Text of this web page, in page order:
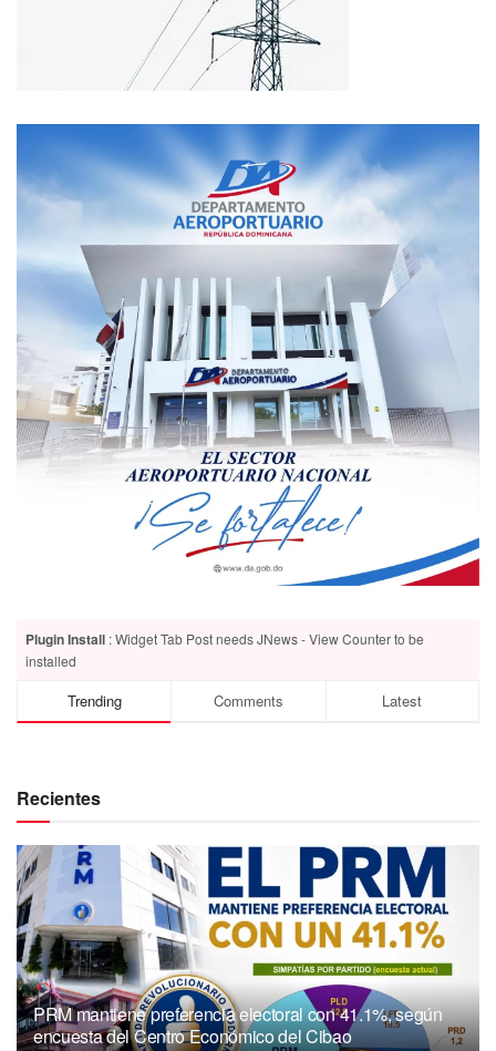
Plugin Install : Widget Tab Post needs JNews - View Counter to be
installed
Trending Comments Latest
Recientes
PRM mantiene preferencia electoral con 41.1%, según
encuesta del Centro Económico del Cibao